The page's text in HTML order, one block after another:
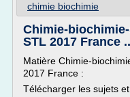
chimie biochimie
Chimie-
STL 2017 France
Matière Chimie-
2017 France :
Télécharger les sujets